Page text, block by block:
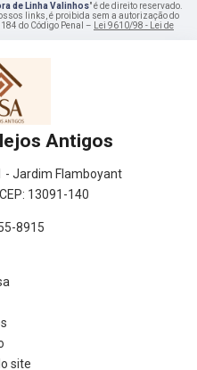
de Linha Valinhos" é de direito reservado.
links, é proibida sem a autorização do
do Código Penal –
Lei 9610/98 - Lei de
Antigos
- Jardim Flamboyant
13091-140
8915
site